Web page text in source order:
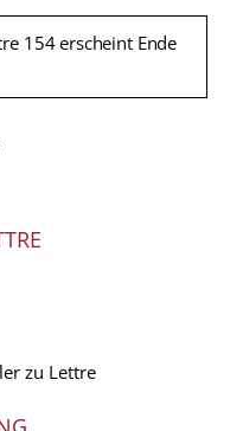
154 erscheint Ende
zu Lettre